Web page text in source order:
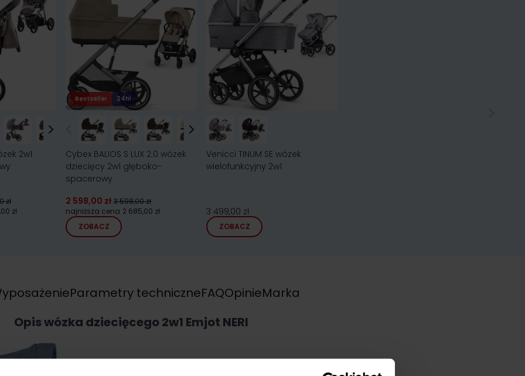
2w1
zł
zł
Bestseller 24h!
Cybex BALIOS S LUX 2.0 wózek
dziecięcy 2w1 głęboko-
spacerowy
2 598,00 zł 3 598,00 zł
najniższa cena 2 685,00 zł
ZOBACZ
Venicci TINUM SE wózek
wielofunkcyjny 2w1
3 499,00 zł
ZOBACZ
Opis wózka dziecięcego 2w1 Emjot NERI
Parametry techniczneFAQOpinieMarka